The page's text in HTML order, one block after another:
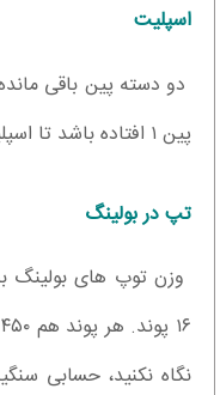
اسپلیت
دو دسته پین باقی
پین ۱ افتاده باشد تا اسپلیت محسوب شود.
تپ در بولینگ
نگاه نکنید، حسابی